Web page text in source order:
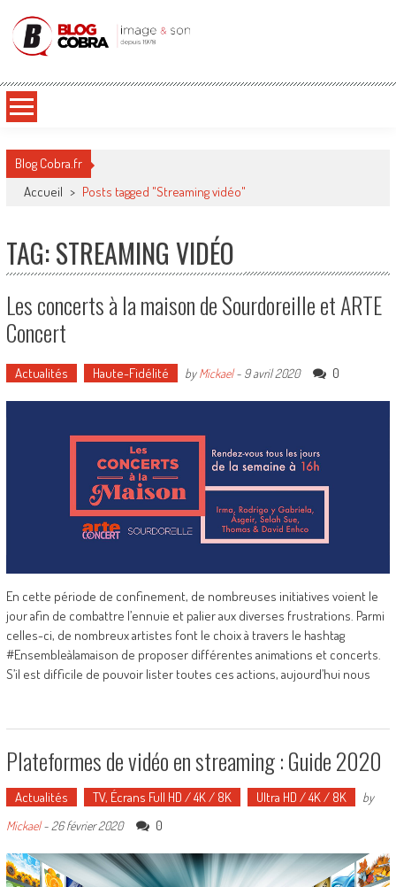
Blog Cobra
Blog Cobra.fr
Accueil > Posts tagged "Streaming vidéo"
TAG: STREAMING VIDÉO
Les concerts à la maison de Sourdoreille et ARTE
Concert
Actualités Haute-Fidélité byMickael- 9 avril 2020 0
En cette période de confinement, de nombreuses initiatives voient le
jour afin de combattre l’ennuie et palier aux diverses frustrations. Parmi
celles-ci, de nombreux artistes font le choix à travers le hashtag
#Ensembleàlamaison de proposer différentes animations et concerts.
S’il est difficile de pouvoir lister toutes ces actions, aujourd’hui nous
Plateformes de vidéo en streaming : Guide 2020
Actualités TV, Écrans Full HD / 4K / 8K Ultra HD / 4K / 8K
by
Mickael- 26 février 2020 0